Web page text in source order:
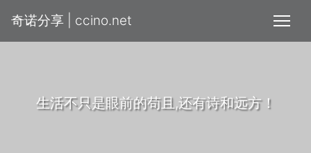
奇诺分享 | ccino.net
生活不只是眼前的苟且,还有诗和远方！